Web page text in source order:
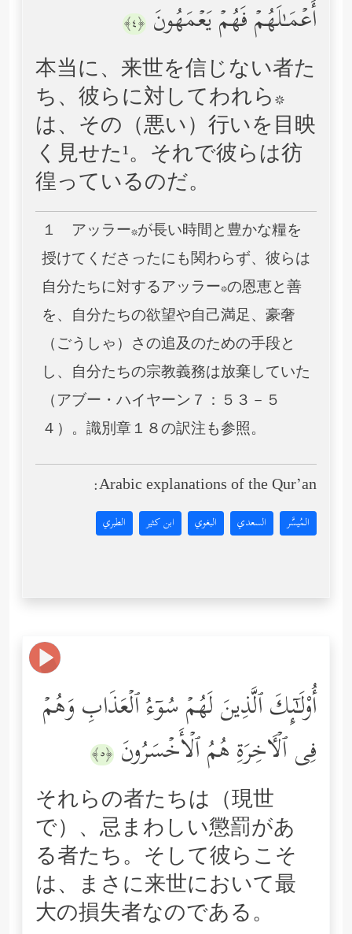
أَعۡمَـٰلَهُمۡ فَهُمۡ یَعۡمَهُونَ ﴿٤﴾
本当に、来世を信じない者た
ち、彼らに対してわれら*
は、その（悪い）行いを目映
く見せた¹。それで彼らは彷
徨っているのだ。
１ アッラー*が長い時間と豊かな糧を
授けてくださったにも関わらず、彼らは
自分たちに対するアッラー*の恩恵と善
を、自分たちの欲望や自己満足、豪奢
（ごうしゃ）さの追及のための手段と
し、自分たちの宗教義務は放棄していた
（アブー・ハイヤーン７：５３－５
４）。識別章１８の訳注も参照。
Arabic explanations of the Qur’an:
المُيسَّر السعدي البغوي ابن كثير الطبري
أُوْلَـٰۤىِٕكَ ٱلَّذِینَ لَهُمۡ سُوۤءُ ٱلۡعَذَابِ وَهُمۡ
فِی ٱلۡـَٔاخِرَةِ هُمُ ٱلۡأَخۡسَرُونَ ﴿٥﴾
それらの者たちは（現世
で）、忌まわしい懲罰があ
る者たち。そして彼らこそ
は、まさに来世において最
大の損失者なのである。